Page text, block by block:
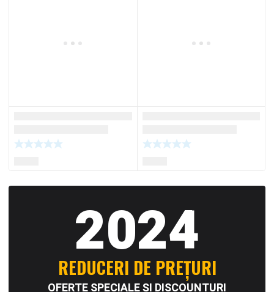
2024
REDUCERI DE PREȚURI
OFERTE SPECIALE ȘI DISCOUNTURI